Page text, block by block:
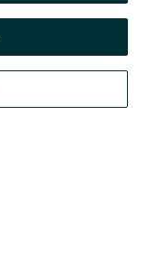
wskazanych powyżej,
brzmieniu.